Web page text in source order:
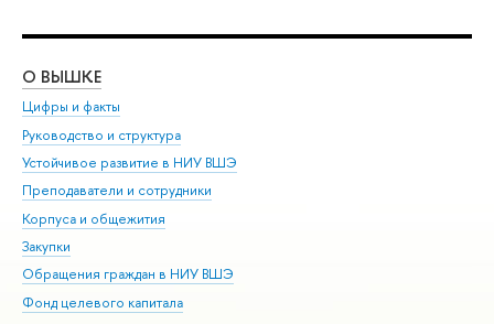
О ВЫШКЕ
Цифры и факты
Руководство и структура
Устойчивое развитие в НИУ ВШЭ
Преподаватели и сотрудники
Корпуса и общежития
Закупки
Обращения граждан в НИУ ВШЭ
Фонд целевого капитала